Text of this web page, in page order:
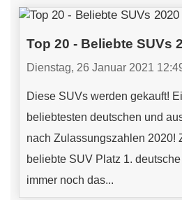
Top 20 - Beliebte SUVs
Dienstag, 26 Januar 2021
Diese SUVs werden gekauft!
beliebtesten deutschen und
nach Zulassungszahlen 2020!
beliebte SUV Platz 1.
immer noch das...